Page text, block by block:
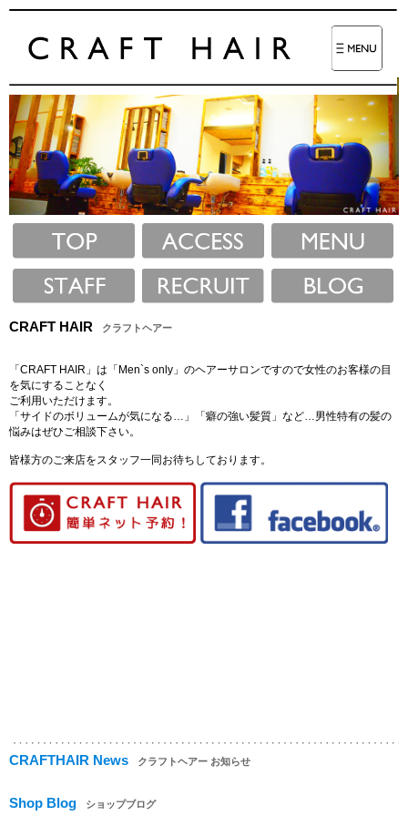
CRAFT HAIR クラフトヘアー
「CRAFT HAIR」は「Men`s only」のヘアーサロンですので女性のお客様の目
を気にすることなく
ご利用いただけます。
「サイドのボリュームが気になる…」「癖の強い髪質」など…男性特有の髪の
悩みはぜひご相談下さい。
皆様方のご来店をスタッフ一同お待ちしております。
CRAFTHAIR News クラフトヘアー お知らせ
Shop Blog ショップブログ